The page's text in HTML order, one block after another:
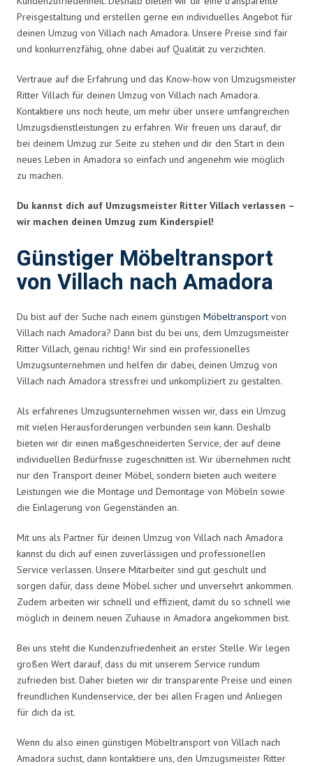
Preisgestaltung und erstellen gerne ein individuelles Angebot für
deinen Umzug von Villach nach Amadora. Unsere Preise sind fair
und konkurrenzfähig, ohne dabei auf Qualität zu verzichten.
Vertraue auf die Erfahrung und das Know-how von Umzugsmeister
Ritter Villach für deinen Umzug von Villach nach Amadora.
Kontaktiere uns noch heute, um mehr über unsere umfangreichen
Umzugsdienstleistungen zu erfahren. Wir freuen uns darauf, dir
bei deinem Umzug zur Seite zu stehen und dir den Start in dein
neues Leben in Amadora so einfach und angenehm wie möglich
zu machen.
Du kannst dich auf Umzugsmeister Ritter Villach verlassen –
wir machen deinen Umzug zum Kinderspiel!
Günstiger Möbeltransport
von Villach nach Amadora
Du bist auf der Suche nach einem günstigen Möbeltransport von
Villach nach Amadora? Dann bist du bei uns, dem Umzugsmeister
Ritter Villach, genau richtig! Wir sind ein professionelles
Umzugsunternehmen und helfen dir dabei, deinen Umzug von
Villach nach Amadora stressfrei und unkompliziert zu gestalten.
Als erfahrenes Umzugsunternehmen wissen wir, dass ein Umzug
mit vielen Herausforderungen verbunden sein kann. Deshalb
bieten wir dir einen maßgeschneiderten Service, der auf deine
individuellen Bedürfnisse zugeschnitten ist. Wir übernehmen nicht
nur den Transport deiner Möbel, sondern bieten auch weitere
Leistungen wie die Montage und Demontage von Möbeln sowie
die Einlagerung von Gegenständen an.
Mit uns als Partner für deinen Umzug von Villach nach Amadora
kannst du dich auf einen zuverlässigen und professionellen
Service verlassen. Unsere Mitarbeiter sind gut geschult und
sorgen dafür, dass deine Möbel sicher und unversehrt ankommen.
Zudem arbeiten wir schnell und effizient, damit du so schnell wie
möglich in deinem neuen Zuhause in Amadora angekommen bist.
Bei uns steht die Kundenzufriedenheit an erster Stelle. Wir legen
großen Wert darauf, dass du mit unserem Service rundum
zufrieden bist. Daher bieten wir dir transparente Preise und einen
freundlichen Kundenservice, der bei allen Fragen und Anliegen
für dich da ist.
Wenn du also einen günstigen Möbeltransport von Villach nach
Amadora suchst, dann kontaktiere uns, den Umzugsmeister Ritter